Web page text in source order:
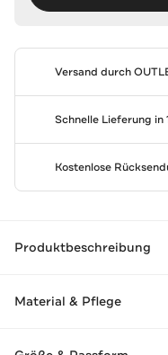
Versand durch
Schnelle Lieferung in
Kostenlose
Produktbeschreibung
Material & Pflege